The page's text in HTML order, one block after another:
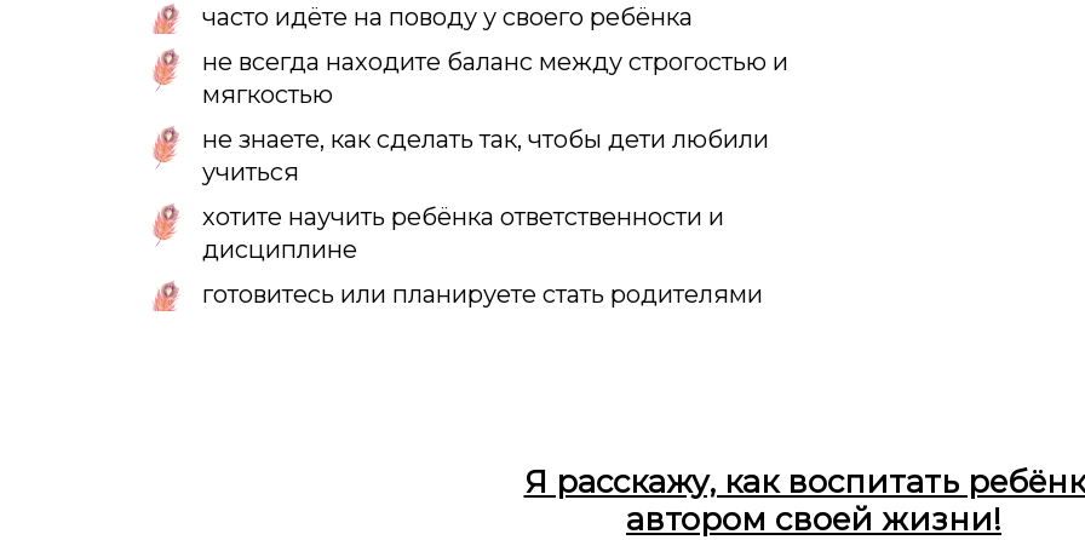
часто идёте на поводу у своего ребёнка
не всегда находите баланс между строгостью и
мягкостью
не знаете, как сделать так, чтобы дети любили
учиться
хотите научить ребёнка ответственности и
дисциплине
готовитесь или планируете стать родителями
Я расскажу, как воспитать
автором своей жизни!